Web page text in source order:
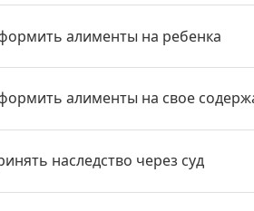
алименты на ребенка
алименты на свое
наследство через суд